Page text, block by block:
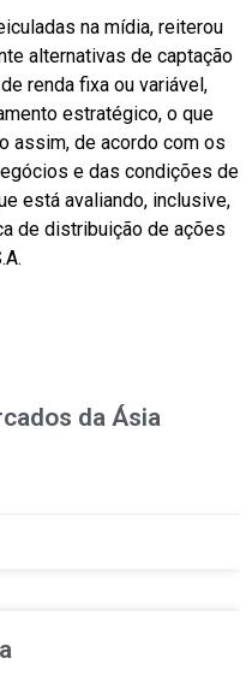
na mídia, reiterou
alternativas de captação
renda fixa ou variável,
estratégico, o que
assim, de acordo com os
e das condições de
está avaliando, inclusive,
de distribuição de ações
da Ásia